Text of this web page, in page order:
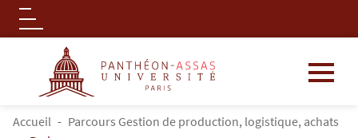
Aller au contenu principal
Logo
FIL D'ARIANE
Accueil
Parcours Gestion de production, logistique, achats